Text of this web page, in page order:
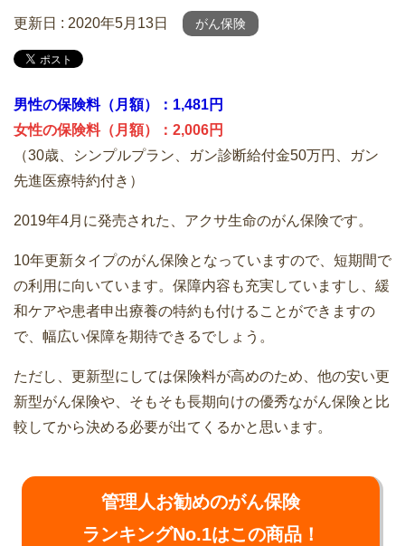
更新日 : 2020年5月13日 がん保険
男性の保険料（月額）：1,481円
女性の保険料（月額）：2,006円
（30歳、シンプルプラン、ガン診断給付金50万円、ガン
先進医療特約付き）
2019年4月に発売された、アクサ生命のがん保険です。
10年更新タイプのがん保険となっていますので、短期間で
の利用に向いています。保障内容も充実していますし、緩
和ケアや患者申出療養の特約も付けることができますの
で、幅広い保障を期待できるでしょう。
ただし、更新型にしては保険料が高めのため、他の安い更
新型がん保険や、そもそも長期向けの優秀ながん保険と比
較してから決める必要が出てくるかと思います。
管理人お勧めのがん保険
ランキングNo.1はこの商品！